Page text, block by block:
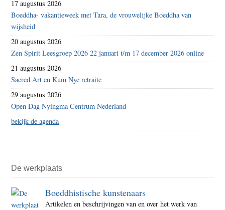
17 augustus 2026
Boeddha- vakantieweek met Tara, de vrouwelijke Boeddha van
wijsheid
20 augustus 2026
Zen Spirit Leesgroep 2026 22 januari t/m 17 december 2026 online
21 augustus 2026
Sacred Art en Kum Nye retraite
29 augustus 2026
Open Dag Nyingma Centrum Nederland
bekijk de agenda
De werkplaats
Boeddhistische kunstenaars
Artikelen en beschrijvingen van en over het werk van